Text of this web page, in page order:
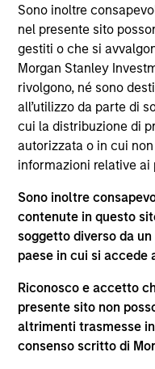
Sono inoltre
nel presente sito
gestiti o che si
Morgan Stanley
rivolgono, né sono
all’utilizzo da parte di
cui la distribuzione di
autorizzata o in cui
informazioni relative ai
Sono inoltre
contenute in questo
soggetto diverso da
paese in cui si accede
Riconosco e accetto
presente sito non
altrimenti trasmesse
consenso scritto di
Prima dell’adesione ai
partecipazione non
consultato l’ultima
documento contenente
documento contenente
investitori (“KIID”),
relazione semestrale
documenti disponibili sul
https://
a titolo gratuito presso
European Bank and
Le informazioni
Comparto e una
disponibili sul sito web
visione del “Modulo
Application Form),
supplementari per Hong
Hong Kong Investors”)
specificamente gli